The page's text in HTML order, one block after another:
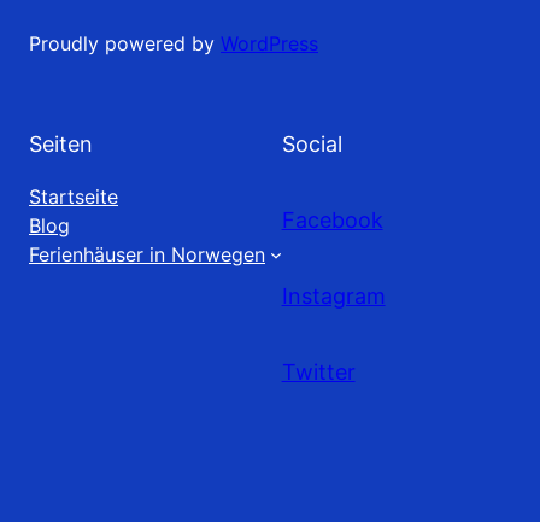
Proudly powered by WordPress
Seiten
Startseite
Blog
Ferienhäuser in Norwegen
Social
Facebook
Instagram
Twitter